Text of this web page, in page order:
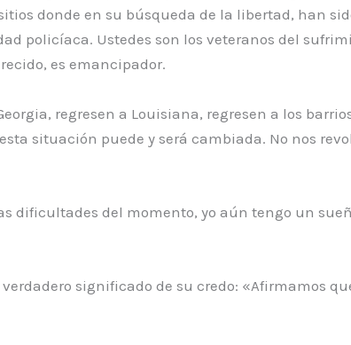
donde en su búsqueda de la libertad, han
policíaca. Ustedes son los veteranos del
es emancipador.
regresen a Louisiana, regresen a los
situación puede y será cambiada. No nos
dificultades del momento, yo aún tengo un
significado de su credo: «Afirmamos